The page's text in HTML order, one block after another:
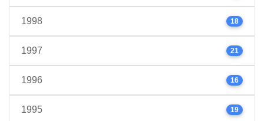
1998 18
1997 21
1996 16
1995 19